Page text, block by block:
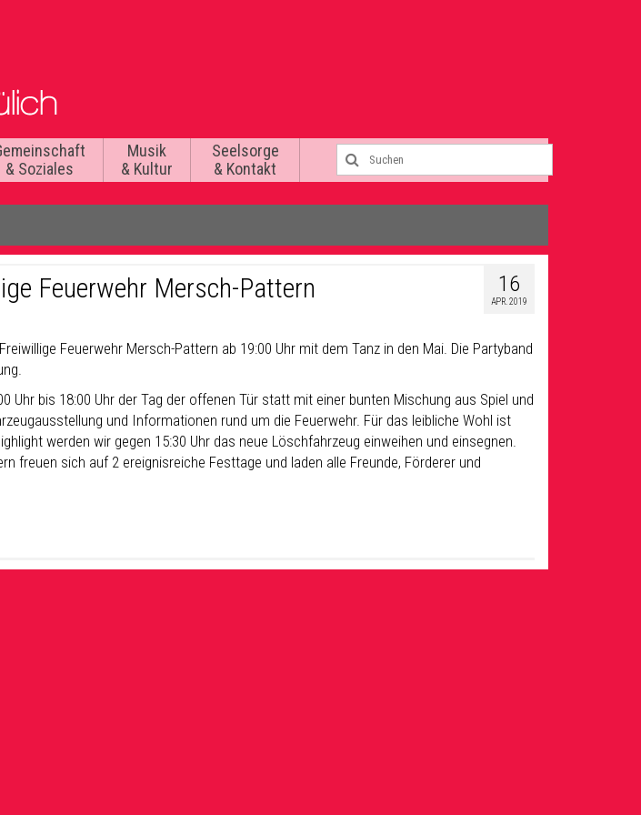
& Soziales
Musik
& Kultur
Seelsorge
& Kontakt
16
APR. 2019
Feuerwehr Mersch-Pattern
Feuerwehr Mersch-Pattern ab 19:00 Uhr mit dem Tanz in den Mai. Die Partyband
Uhr bis 18:00 Uhr der Tag der offenen Tür statt mit einer bunten Mischung aus Spiel und
und Informationen rund um die Feuerwehr. Für das leibliche Wohl ist
werden wir gegen 15:30 Uhr das neue Löschfahrzeug einweihen und einsegnen.
freuen sich auf 2 ereignisreiche Festtage und laden alle Freunde, Förderer und